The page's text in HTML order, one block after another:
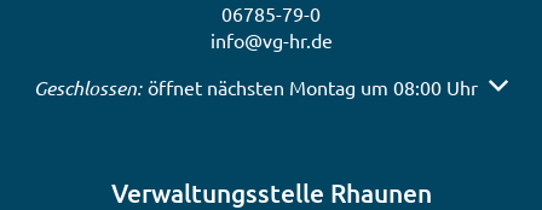
06785-79-0
info@vg-hr.de
Klicken, um weitere Öffnungs- oder Schließzeiten
Geschlossen: öffnet nächsten Montag um 08:00 Uhr
Verwaltungsstelle Rhaunen